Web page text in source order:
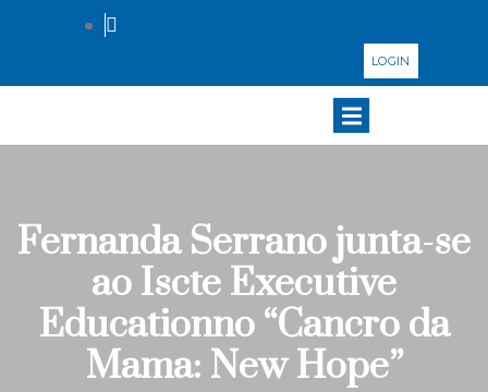
LOGIN
Fernanda Serrano junta-se
ao Iscte Executive
Educationno “Cancro da
Mama: New Hope”